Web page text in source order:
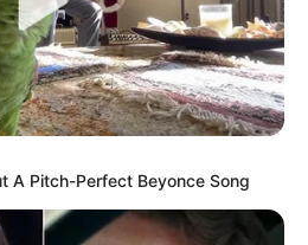
ƏLAQƏ
Tel: (+99450) 247 90 86
A Pitch-Perfect Beyonce Song